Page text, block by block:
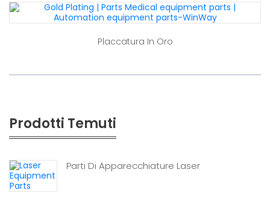
Placcatura In Oro
Prodotti Temuti
Parti Di Apparecchiature Laser